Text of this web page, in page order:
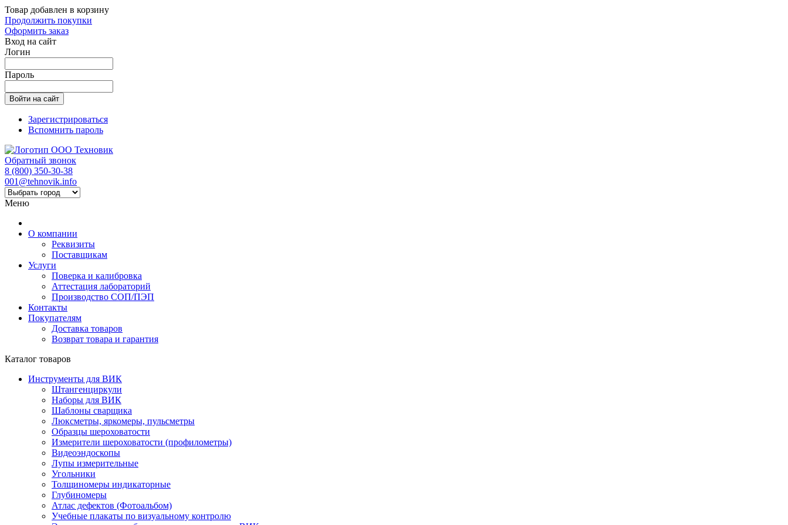
Товар добавлен в корзину
Продолжить покупки
Оформить заказ
Вход на сайт
Логин
Пароль
Зарегистрироваться
Вспомнить пароль
Обратный звонок
8 (800) 350-30-38
001@tehnovik.info
Меню
О компании
Реквизиты
Поставщикам
Услуги
Поверка и калибровка
Аттестация лабораторий
Производство СОП/ПЭП
Контакты
Покупателям
Доставка товаров
Возврат товара и гарантия
Каталог товаров
Инструменты для ВИК
Штангенциркули
Наборы для ВИК
Шаблоны сварщика
Люксметры, яркомеры, пульсметры
Образцы шероховатости
Измерители шероховатости (профилометры)
Видеоэндоскопы
Лупы измерительные
Угольники
Толщиномеры индикаторные
Глубиномеры
Атлас дефектов (Фотоальбом)
Учебные плакаты по визуальному контролю